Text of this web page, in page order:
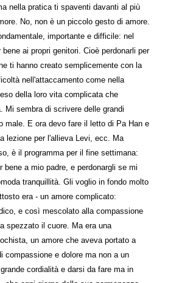
nella pratica ti spaventi davanti al più
No, non è un piccolo gesto di amore.
importante e difficile: nel
ai propri genitori. Cioè perdonarli per
ti hanno creato semplicemente con la
nell'attaccamento come nella
della loro vita complicata che
Mi sembra di scrivere delle grandi
male. E ora devo fare il letto di Pa Han e
lezione per l'allieva Levi, ecc. Ma
è il programma per il fine settimana:
bene a mio padre, e perdonargli se mi
tranquillità. Gli voglio in fondo molto
era - un amore complicato:
e così mescolato alla compassione
spezzato il cuore. Ma era una
un amore che aveva portato a
compassione e dolore ma non a un
cordialità e darsi da fare ma in